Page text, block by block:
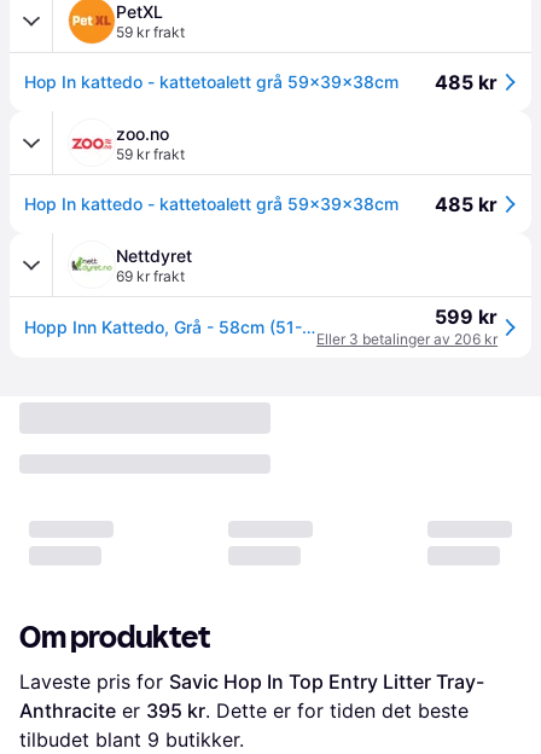
PetXL
59 kr frakt
Hop In kattedo - kattetoalett grå 59x39x38cm 485 kr
zoo.no
59 kr frakt
Hop In kattedo - kattetoalett grå 59x39x38cm 485 kr
Nettdyret
69 kr frakt
Hopp Inn Kattedo, Grå - 58cm (51-400505) 599 kr
Eller 3 betalinger av 206 kr
Om produktet
Laveste pris for Savic Hop In Top Entry Litter Tray-
Anthracite er 395 kr. Dette er for tiden det beste
tilbudet blant 9 butikker.